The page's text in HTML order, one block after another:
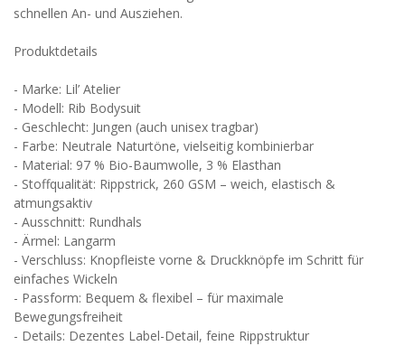
schnellen An- und Ausziehen.
Produktdetails
- Marke: Lil’ Atelier
- Modell: Rib Bodysuit
- Geschlecht: Jungen (auch unisex tragbar)
- Farbe: Neutrale Naturtöne, vielseitig kombinierbar
- Material: 97 % Bio-Baumwolle, 3 % Elasthan
- Stoffqualität: Rippstrick, 260 GSM – weich, elastisch &
atmungsaktiv
- Ausschnitt: Rundhals
- Ärmel: Langarm
- Verschluss: Knopfleiste vorne & Druckknöpfe im Schritt für
einfaches Wickeln
- Passform: Bequem & flexibel – für maximale
Bewegungsfreiheit
- Details: Dezentes Label-Detail, feine Rippstruktur